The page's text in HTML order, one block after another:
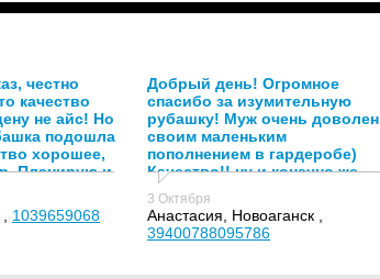
честно
качество
не айс! Но
подошла
хорошее,
Планирую и
у
1039659068
Добрый день! Огромное
спасибо за изумительную
рубашку! Муж очень доволен
своим маленьким
пополнением в гардеробе)
Качество!! ну и конечно же
спасибо Анастасии,за её
подход и помощь к клиентам!)
3 Октября
Анастасия, Новоаганск ,
39400788095786